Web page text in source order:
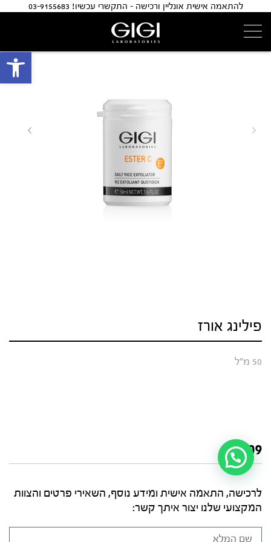
להתאמה אישית אונליין ורכישה - התקשרי עכשיו! 03-9155683
פילינג אורז
50 מ"ל
₪209
לרכישה, התאמה אישית ומידע נוסף, השאירי פרטים והצוות
המקצועי שלנו יצור איתך קשר: